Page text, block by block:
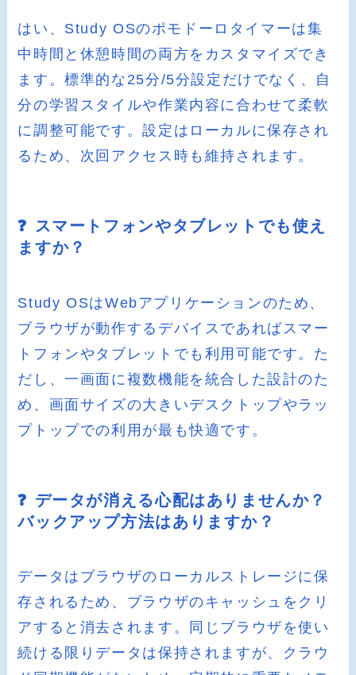
はい、Study OSのポモドーロタイマーは集
中時間と休憩時間の両方をカスタマイズでき
ます。標準的な25分/5分設定だけでなく、自
分の学習スタイルや作業内容に合わせて柔軟
に調整可能です。設定はローカルに保存され
るため、次回アクセス時も維持されます。
❓ スマートフォンやタブレットでも使え
ますか？
Study OSはWebアプリケーションのため、
ブラウザが動作するデバイスであればスマー
トフォンやタブレットでも利用可能です。た
だし、一画面に複数機能を統合した設計のた
め、画面サイズの大きいデスクトップやラッ
プトップでの利用が最も快適です。
❓ データが消える心配はありませんか？
バックアップ方法はありますか？
データはブラウザのローカルストレージに保
存されるため、ブラウザのキャッシュをクリ
アすると消去されます。同じブラウザを使い
続ける限りデータは保持されますが、クラウ